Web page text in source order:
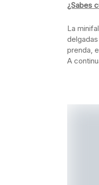
¿Sabes
La
prenda,
A
líneas